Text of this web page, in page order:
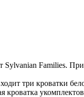
Families.
три кроватки